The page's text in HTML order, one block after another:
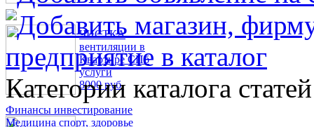
ЧИСТКА
вентиляции в
Квартире СПб
услуги
8000 руб.
Категории каталога статей
Финансы инвестирование
Медицина спорт, здоровье